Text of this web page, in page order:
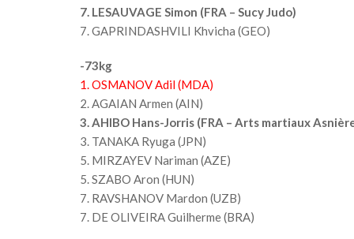
7. LESAUVAGE Simon (FRA – Sucy Judo)
7. GAPRINDASHVILI Khvicha (GEO)
-73kg
1. OSMANOV Adil (MDA)
2. AGAIAN Armen (AIN)
3. AHIBO Hans-Jorris (FRA – Arts martiaux
3. TANAKA Ryuga (JPN)
5. MIRZAYEV Nariman (AZE)
5. SZABO Aron (HUN)
7. RAVSHANOV Mardon (UZB)
7. DE OLIVEIRA Guilherme (BRA)